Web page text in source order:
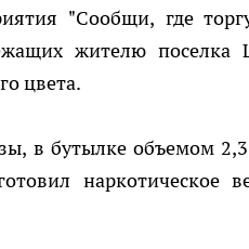
"Сообщи, где
жителю поселка
цвета.
в бутылке объемом
наркотическое